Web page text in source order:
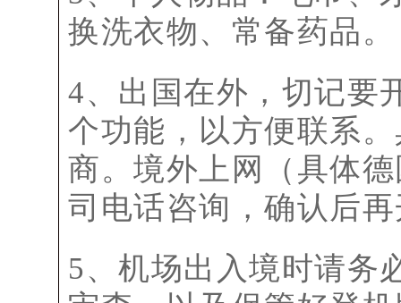
换洗衣物、常备药品。
4、出国在外，切记要
个功能，以方便联系
商。 境外上网（具体
司电话咨询，确认后
5、机场出入境时请务